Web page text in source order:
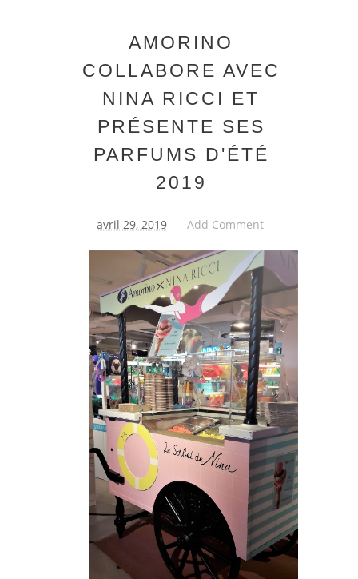
AMORINO
COLLABORE AVEC
NINA RICCI ET
PRÉSENTE SES
PARFUMS D'ÉTÉ
2019
avril 29, 2019 Add Comment